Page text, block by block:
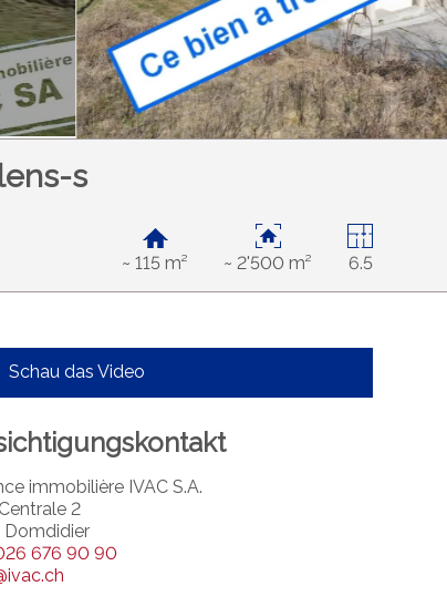
s
~ 115 m² ~ 2'500 m² 6.5
Schau das Video
immobilière IVAC S.A.
2
Domdidier
676 90 90